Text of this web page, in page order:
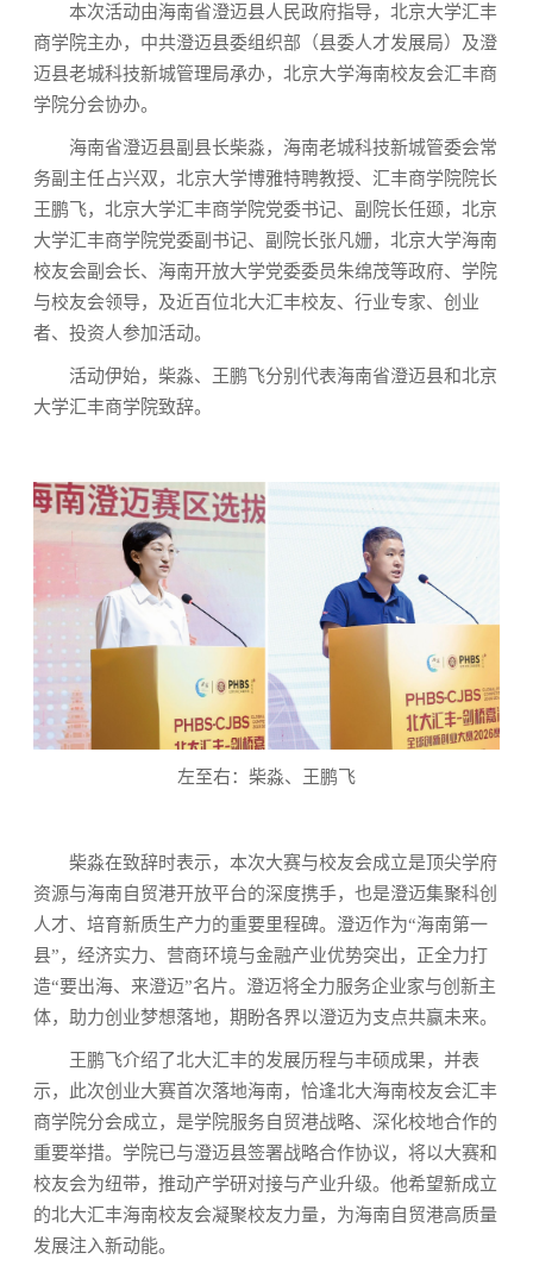
本次活动由海南省澄迈县人民政府指导，北京大学汇丰
商学院主办，中共澄迈县委组织部（县委人才发展局）及澄
迈县老城科技新城管理局承办，北京大学海南校友会汇丰商
学院分会协办。
海南省澄迈县副县长柴淼，海南老城科技新城管委会常
务副主任占兴双，北京大学博雅特聘教授、汇丰商学院院长
王鹏飞，北京大学汇丰商学院党委书记、副院长任颋，北京
大学汇丰商学院党委副书记、副院长张凡姗，北京大学海南
校友会副会长、海南开放大学党委委员朱绵茂等政府、学院
与校友会领导，及近百位北大汇丰校友、行业专家、创业
者、投资人参加活动。
活动伊始，柴淼、王鹏飞分别代表海南省澄迈县和北京
大学汇丰商学院致辞。
左至右：柴淼、王鹏飞
柴淼在致辞时表示，本次大赛与校友会成立是顶尖学府
资源与海南自贸港开放平台的深度携手，也是澄迈集聚科创
人才、培育新质生产力的重要里程碑。澄迈作为“海南第一
县”，经济实力、营商环境与金融产业优势突出，正全力打
造“要出海、来澄迈”名片。澄迈将全力服务企业家与创新主
体，助力创业梦想落地，期盼各界以澄迈为支点共赢未来。
王鹏飞介绍了北大汇丰的发展历程与丰硕成果，并表
示，此次创业大赛首次落地海南，恰逢北大海南校友会汇丰
商学院分会成立，是学院服务自贸港战略、深化校地合作的
重要举措。学院已与澄迈县签署战略合作协议，将以大赛和
校友会为纽带，推动产学研对接与产业升级。他希望新成立
的北大汇丰海南校友会凝聚校友力量，为海南自贸港高质量
发展注入新动能。